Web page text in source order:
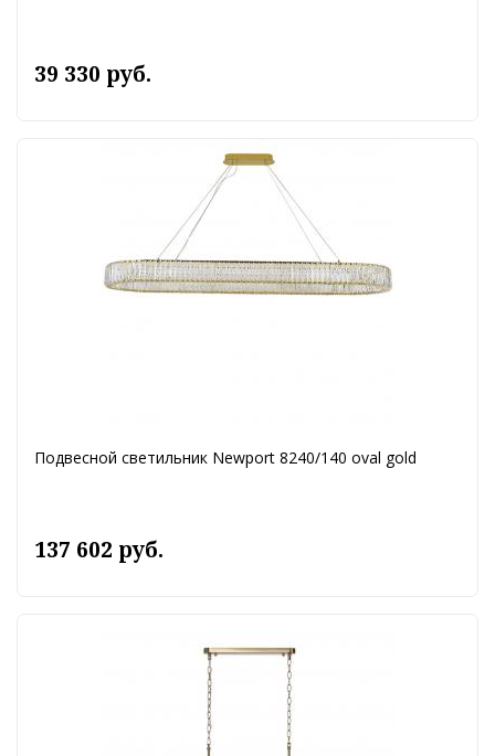
39 330 руб.
Подвесной светильник Newport 8240/140 oval gold
137 602 руб.